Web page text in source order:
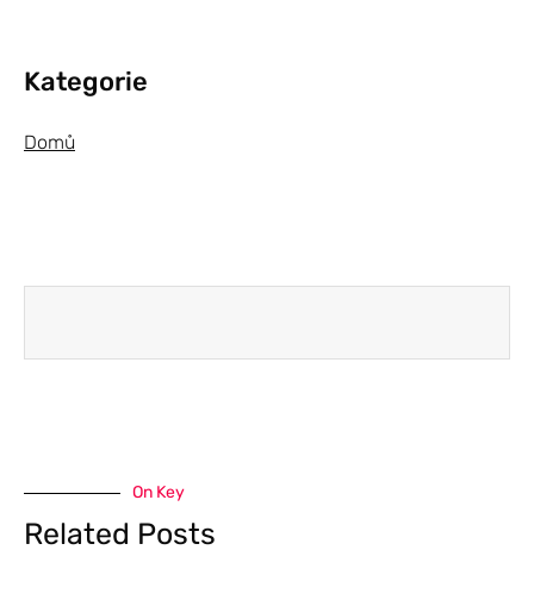
Kategorie
Domů
On Key
Related Posts